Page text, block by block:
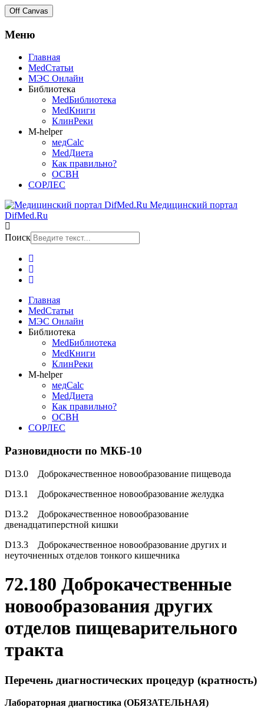
Off Canvas
Меню
Главная
MedСтатьи
МЭС Онлайн
Библиотека
MedБиблиотека
MedКниги
КлинРеки
M-helper
медCalc
MedДиета
Как правильно?
ОСВН
СОРЛЕС
Медицинский портал
DifMed.Ru
Поиск
Главная
MedСтатьи
МЭС Онлайн
Библиотека
MedБиблиотека
MedКниги
КлинРеки
M-helper
медCalc
MedДиета
Как правильно?
ОСВН
СОРЛЕС
Разновидности по МКБ-10
D13.0 Доброкачественное новообразование пищевода
D13.1 Доброкачественное новообразование желудка
D13.2 Доброкачественное новообразование
двенадцатиперстной кишки
D13.3 Доброкачественное новообразование других и
неуточненных отделов тонкого кишечника
72.180 Доброкачественные
новообразования других
отделов пищеварительного
тракта
Перечень диагностических процедур (кратность)
Лабораторная диагностика (ОБЯЗАТЕЛЬНАЯ)